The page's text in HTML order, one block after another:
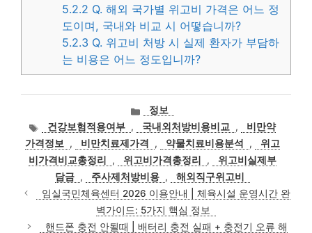
5.2.2 Q. 해외 국가별 위고비 가격은 어느 정
도이며, 국내와 비교 시 어떻습니까?
5.2.3 Q. 위고비 처방 시 실제 환자가 부담하
는 비용은 어느 정도입니까?
카
테
고
리
정보
태
그
건강보험적용여부 , 국내외처방비용비교 ,
비만약
가격정보
, 비만치료제가격 , 약물치료비용분석 ,
위고
비가격비교총정리
, 위고비가격총정리 ,
위고비실제부
담금 , 주사제처방비용 ,
해외직구위고비
임실국민체육센터 2026 이용안내 | 체육시설 운영시간 완
벽가이드: 5가지 핵심 정보
핸드폰 충전 안될때 | 배터리 충전 실패 + 충전기 오류 해